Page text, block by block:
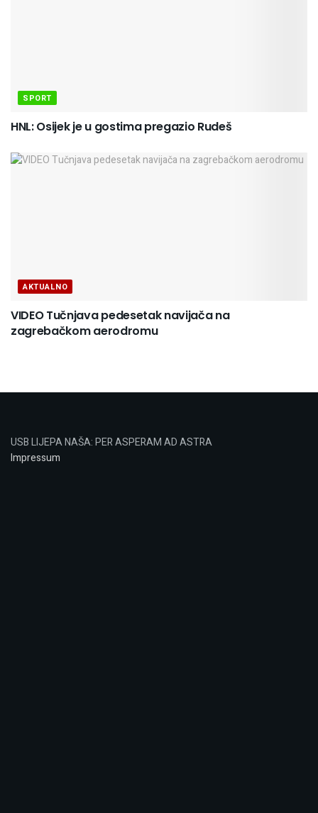
SPORT
HNL: Osijek je u gostima pregazio Rudeš
AKTUALNO
VIDEO Tučnjava pedesetak navijača na
zagrebačkom aerodromu
USB LIJEPA NAŠA: PER ASPERAM AD ASTRA
Impressum